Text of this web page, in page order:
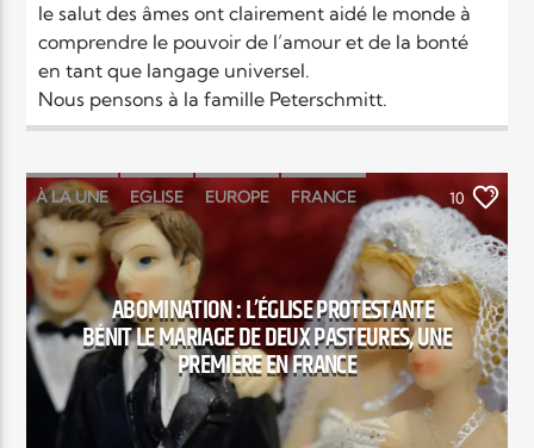
le salut des âmes ont clairement aidé le monde à
comprendre le pouvoir de l’amour et de la bonté
en tant que langage universel.
Nous pensons à la famille Peterschmitt.
À LA UNE EGLISE EUROPE FRANCE 10
ABOMINATION : L’ÉGLISE PROTESTANTE
BÉNIT LE MARIAGE DE DEUX PASTEURES, UNE
PREMIÈRE EN FRANCE